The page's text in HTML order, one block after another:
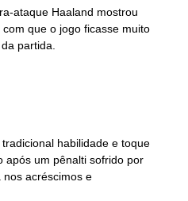
ataque Haaland mostrou
que o jogo ficasse muito
partida.
habilidade e toque
após um pênalti sofrido por
acréscimos e